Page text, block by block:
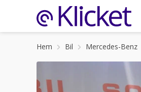
Hem Bil Mercedes-Benz